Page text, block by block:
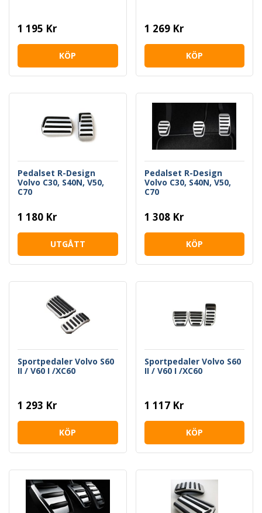
1 195 Kr
KÖP
1 269 Kr
KÖP
Pedalset R-Design
Volvo C30, S40N, V50,
C70
1 180 Kr
UTGÅTT
Pedalset R-Design
Volvo C30, S40N, V50,
C70
1 308 Kr
KÖP
Sportpedaler Volvo S60
II / V60 I /XC60
1 293 Kr
KÖP
Sportpedaler Volvo S60
II / V60 I /XC60
1 117 Kr
KÖP